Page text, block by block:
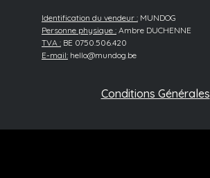
Identification du vendeur : MUNDOG
Personne physique : Ambre DUCHENNE
TVA : BE 0750.506.420
E-mail: hello@mundog.be
Conditions Générales